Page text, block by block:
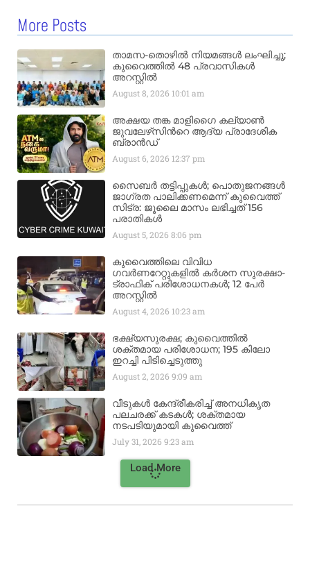
More Posts
താമസ-തൊഴിൽ നിയമങ്ങൾ ലംഘിച്ചു;
കുവൈത്തിൽ 48 പ്രവാസികൾ
അറസ്റ്റിൽ
August 8, 2026 10:01 am
അക്ഷയ തങ്ക മാളിഗൈ കല്യാണ്‍
ജുവലേഴ്‌സിന്‍റെ ആദ്യ പ്രാദേശിക
ബ്രാന്‍ഡ്
August 6, 2026 12:37 pm
സൈബർ തട്ടിപ്പുകൾ; പൊതുജനങ്ങൾ
ജാഗ്രത പാലിക്കണമെന്ന് കുവൈത്ത്
സിട്ര: ജൂലൈ മാസം ലഭിച്ചത് 156
പരാതികൾ
August 5, 20268:06 pm
കുവൈത്തിലെ വിവിധ
ഗവർണറേറ്റുകളിൽ കർശന സുരക്ഷാ-
ട്രാഫിക് പരിശോധനകൾ; 12 പേർ
അറസ്റ്റിൽ
August 4, 2026 10:23 am
ഭക്ഷ്യസുരക്ഷ; കുവൈത്തിൽ
ശക്തമായ പരിശോധന; 195 കിലോ
ഇറച്ചി പിടിച്ചെടുത്തു
August 2, 20269:09 am
വീടുകൾ കേന്ദ്രീകരിച്ച് അനധികൃത
പലചരക്ക് കടകൾ; ശക്തമായ
നടപടിയുമായി കുവൈത്ത്
July 31, 20269:23 am
Load More